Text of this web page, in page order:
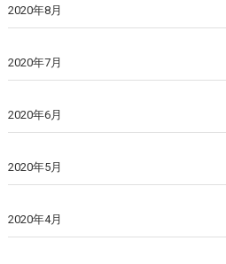
2020年8月
2020年7月
2020年6月
2020年5月
2020年4月